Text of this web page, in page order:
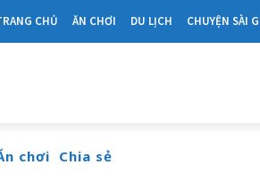
CHỦ ĂN CHƠI DU LỊCH CHUYỆN SÀI
chơi Chia sẻ